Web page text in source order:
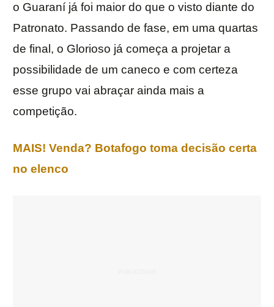
o Guaraní já foi maior do que o visto diante do
Patronato. Passando de fase, em uma quartas
de final, o Glorioso já começa a projetar a
possibilidade de um caneco e com certeza
esse grupo vai abraçar ainda mais a
competição.
MAIS! Venda? Botafogo toma decisão certa
no elenco